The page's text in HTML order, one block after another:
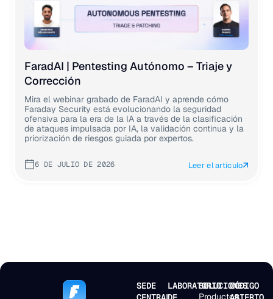
FaradAI | Pentesting Autónomo – Triaje y
Corrección
Mira el webinar grabado de FaradAI y aprende cómo
Faraday Security está evolucionando la seguridad
ofensiva para la era de la IA a través de la clasificación
de ataques impulsada por IA, la validación continua y la
priorización de riesgos guiada por expertos.
6 DE JULIO DE 2026 Leer el artículo
SEDE
LABORATORIOSOLUCIONES
Productos
CÓDIGO